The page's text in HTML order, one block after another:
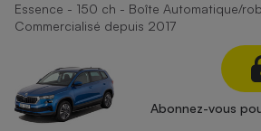
Essence - 150 ch - Boîte Automatique/
Commercialisé depuis 2017
Abonnez-vous